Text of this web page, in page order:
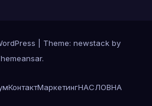
Theme: newstack by
.
КонтактМаркетингНАСЛОВНА